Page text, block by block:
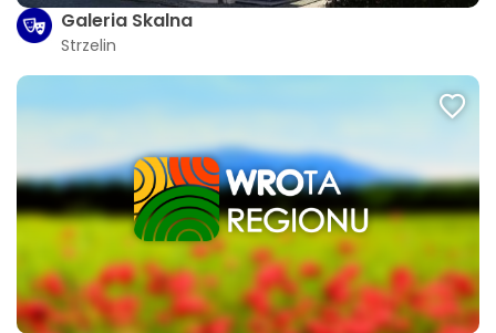
Galeria Skalna
Strzelin